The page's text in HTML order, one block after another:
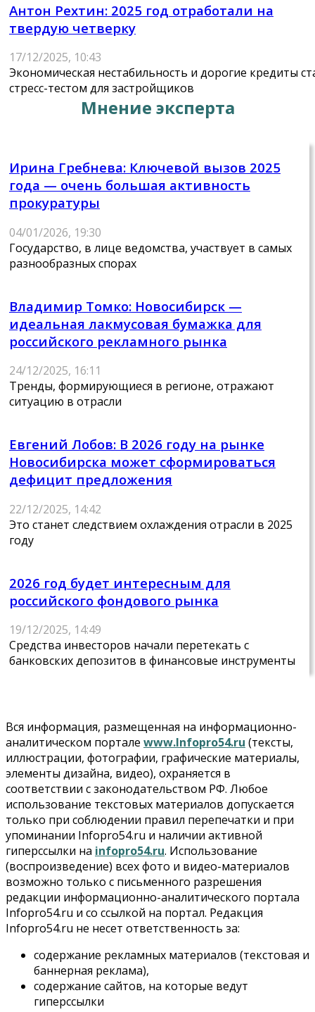
Антон Рехтин: 2025 год отработали на
твердую четверку
17/12/2025, 10:43
Экономическая нестабильность и дорогие кредиты
стресс-тестом для застройщиков
Мнение эксперта
Ирина Гребнева: Ключевой вызов 2025
года — очень большая активность
прокуратуры
04/01/2026, 19:30
Государство, в лице ведомства, участвует в самых
разнообразных спорах
Владимир Томко: Новосибирск —
идеальная лакмусовая бумажка для
российского рекламного рынка
24/12/2025, 16:11
Тренды, формирующиеся в регионе, отражают
ситуацию в отрасли
Евгений Лобов: В 2026 году на рынке
Новосибирска может сформироваться
дефицит предложения
22/12/2025, 14:42
Это станет следствием охлаждения отрасли в 2025
году
2026 год будет интересным для
российского фондового рынка
19/12/2025, 14:49
Средства инвесторов начали перетекать с
банковских депозитов в финансовые инструменты
Вся информация, размещенная на информационно-
аналитическом портале www.Infopro54.ru (тексты,
иллюстрации, фотографии, графические материалы,
элементы дизайна, видео), охраняется в
соответствии с законодательством РФ. Любое
использование текстовых материалов допускается
только при соблюдении правил перепечатки и при
упоминании Infopro54.ru и наличии активной
гиперссылки на infopro54.ru. Использование
(воспроизведение) всех фото и видео-материалов
возможно только с письменного разрешения
редакции информационно-аналитического портала
Infopro54.ru и со ссылкой на портал. Редакция
Infopro54.ru не несет ответственность за:
содержание рекламных материалов (текстовая и
баннерная реклама),
содержание сайтов, на которые ведут
гиперссылки